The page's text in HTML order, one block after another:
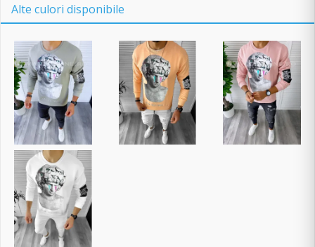
Alte culori disponibile